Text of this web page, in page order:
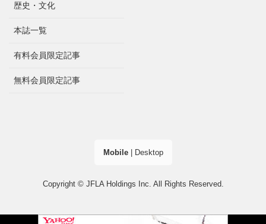
歴史・文化
本誌一覧
有料会員限定記事
無料会員限定記事
Mobile| Desktop
Copyright © JFLA Holdings Inc. All Rights Reserved.